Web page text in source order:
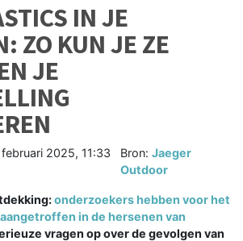
IN JE
ZO KUN JE ZE
JE
februari 2025, 11:33
Bron:Jaeger
Outdoor
onderzoekers hebben voor het
in de hersenen van
vragen op over de gevolgen van